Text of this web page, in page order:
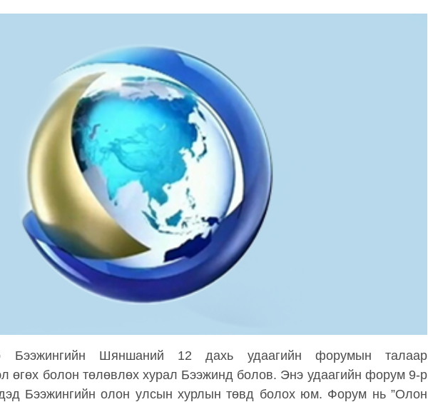
Бээжингийн Шяншаний 12 дахь удаагийн форумын талаар
өгөх болон төлөвлөх хурал Бээжинд болов. Энэ удаагийн форум 9-р
Бээжингийн олон улсын хурлын төвд болох юм. Форум нь ”Олон